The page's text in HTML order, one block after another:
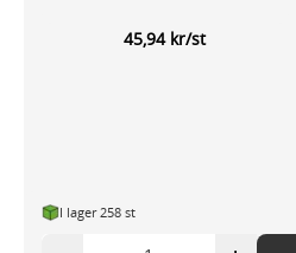
45,94 kr/st
I lager 258 st